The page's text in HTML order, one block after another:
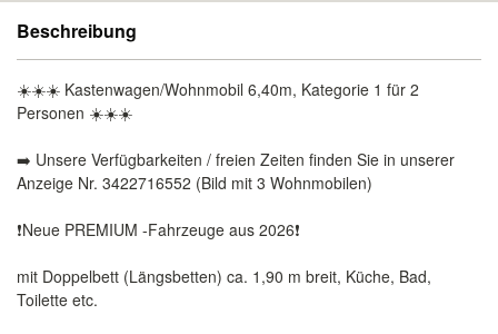
Beschreibung
☀️☀️☀️ Kastenwagen/Wohnmobil 6,40m, Kategorie 1 für 2
Personen ☀️☀️☀️
➡️ Unsere Verfügbarkeiten / freien Zeiten finden Sie in unserer
Anzeige Nr. 3422716552 (Bild mit 3 Wohnmobilen)
❗️Neue PREMIUM -Fahrzeuge aus 2026❗️
mit Doppelbett (Längsbetten) ca. 1,90 m breit, Küche, Bad,
Toilette etc.